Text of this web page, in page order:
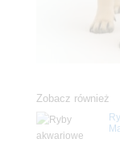
Zobacz również